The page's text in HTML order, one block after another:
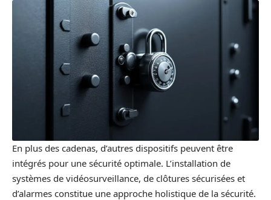
En plus des cadenas, d’autres dispositifs peuvent être
intégrés pour une sécurité optimale. L’installation de
systèmes de vidéosurveillance, de clôtures sécurisées et
d’alarmes constitue une approche holistique de la sécurité.